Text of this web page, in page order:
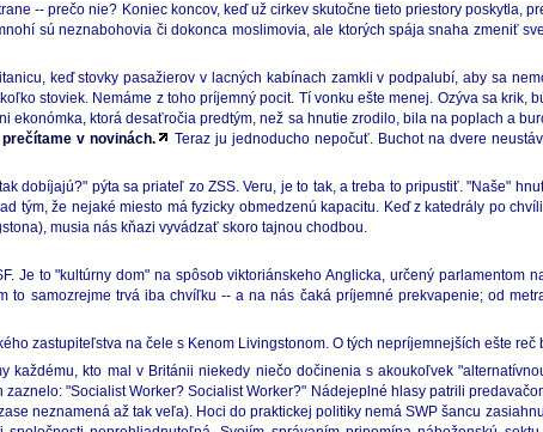
-- prečo nie? Koniec koncov, keď už cirkev skutočne tieto priestory poskytla,
sú neznabohovia či dokonca moslimovia, ale ktorých spája snaha zmeniť
keď stovky pasažierov v lacných kabínach zamkli v podpalubí, aby sa
stoviek. Nemáme z toho príjemný pocit. Tí vonku ešte menej. Ozýva sa krik,
ekonómka, ktorá desaťročia predtým, než sa hnutie zrodilo, bila na poplach a
prečítame v novinách.
Teraz ju jednoducho nepočuť. Buchot na dvere
dobíjajú?" pýta sa priateľ zo ZSS. Veru, je to tak, a treba to pripustiť. "Naše"
tým, že nejaké miesto má fyzicky obmedzenú kapacitu. Keď z katedrály po
musia nás kňazi vyvádzať skoro tajnou chodbou.
Je to "kultúrny dom" na spôsob viktoriánskeho Anglicka, určený parlamentom
samozrejme trvá iba chvíľku -- a na nás čaká príjemné prekvapenie; od
zastupiteľstva na čele s Kenom Livingstonom. O tých nepríjemnejších ešte reč
každému, kto mal v Británii niekedy niečo dočinenia s akoukoľvek
"Socialist Worker? Socialist Worker?" Nádejeplné hlasy patrili
neznamená až tak veľa). Hoci do praktickej politiky nemá SWP šancu